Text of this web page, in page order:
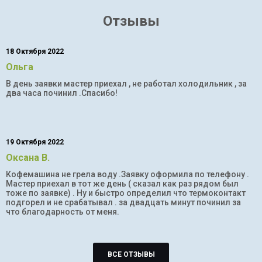
Отзывы
18 Октября 2022
Ольга
В день заявки мастер приехал , не работал холодильник , за
два часа починил .Спасибо!
19 Октября 2022
Оксана В.
Кофемашина не грела воду .Заявку оформила по телефону .
Мастер приехал в тот же день ( сказал как раз рядом был
тоже по заявке) . Ну и быстро определил что термоконтакт
подгорел и не срабатывал . за двадцать минут починил за
что благодарность от меня.
ВСЕ ОТЗЫВЫ